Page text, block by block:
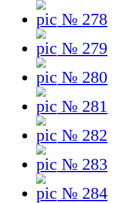
№ 278
№ 279
№ 280
№ 281
№ 282
№ 283
№ 284